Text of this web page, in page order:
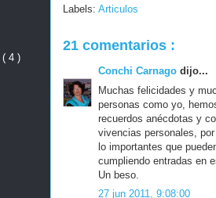
Labels: Articulos
21 comentarios :
Conchi Carnago dijo...
Muchas felicidades y
personas como yo,
recuerdos anécdotas y
vivencias personales,
lo importantes que
cumpliendo entradas en
Un beso.
27 jun 2011, 9:08:00
( 4 )